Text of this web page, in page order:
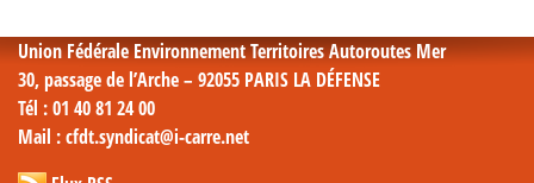
Union Fédérale Environnement Territoires Autoroutes Mer
30, passage de l’Arche – 92055 PARIS LA DÉFENSE
Tél : 01 40 81 24 00
Mail : cfdt.syndicat@i-carre.net